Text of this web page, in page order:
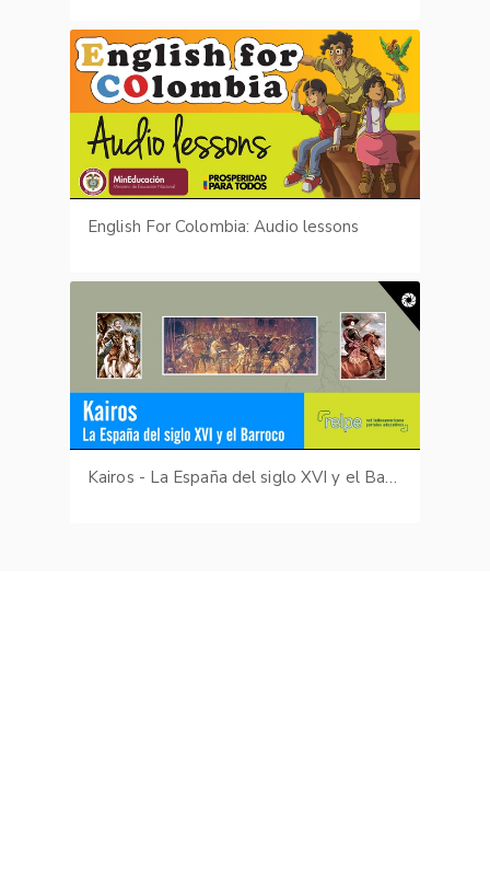
English For Colombia: Audio lessons
Kairos - La España del siglo XVI y el Barroco